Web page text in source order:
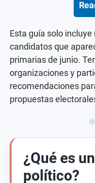
Esta guía solo
candidatos que
primarias de junio.
organizaciones y
recomendaciones
propuestas
¿Qué es
político?